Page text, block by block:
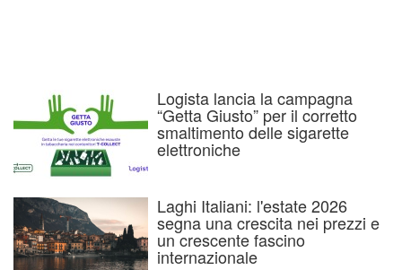
Logista lancia la campagna
“Getta Giusto” per il corretto
smaltimento delle sigarette
elettroniche
Laghi Italiani: l'estate 2026
segna una crescita nei prezzi e
un crescente fascino
internazionale